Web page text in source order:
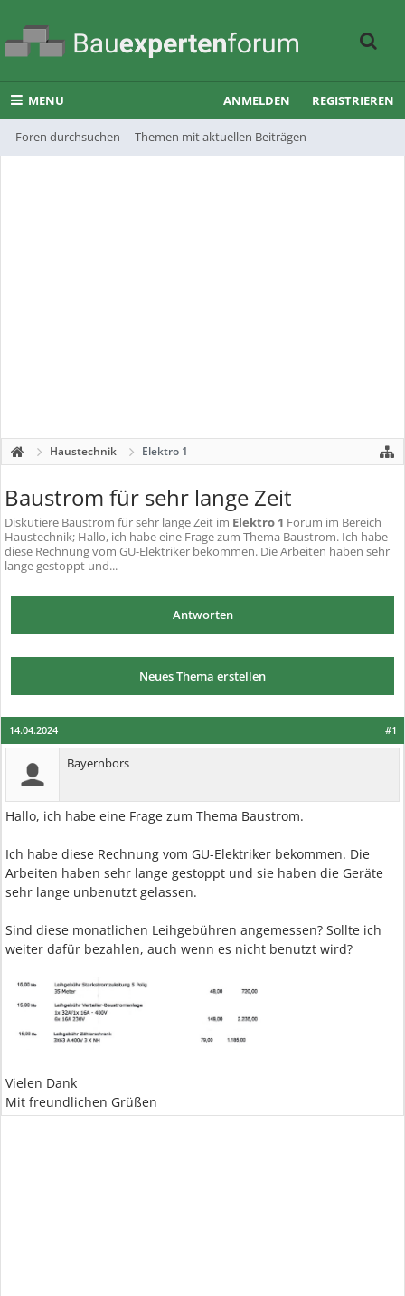
MENU
Foren durchsuchen Themen mit aktuellen Beiträgen
ANMELDEN REGISTRIEREN
Haustechnik Elektro 1
Baustrom für sehr lange Zeit
Diskutiere Baustrom für sehr lange Zeit im Elektro 1 Forum im Bereich
Haustechnik; Hallo, ich habe eine Frage zum Thema Baustrom. Ich habe
diese Rechnung vom GU-Elektriker bekommen. Die Arbeiten haben sehr
lange gestoppt und...
Antworten
Neues Thema erstellen
#1
14.04.2024
Bayernbors
Hallo, ich habe eine Frage zum Thema Baustrom.
Ich habe diese Rechnung vom GU-Elektriker bekommen. Die
Arbeiten haben sehr lange gestoppt und sie haben die Geräte
sehr lange unbenutzt gelassen.
Sind diese monatlichen Leihgebühren angemessen? Sollte ich
weiter dafür bezahlen, auch wenn es nicht benutzt wird?
Vielen Dank
Mit freundlichen Grüßen